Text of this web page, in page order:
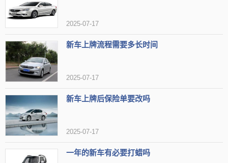
- 记录车辆相关信息和各类登记事项
- 在过户、变更等手续中必不可少
5. 贴心提示:
2025-07-17
新车上牌流程需要多长时间
2025-07-17
新车上牌后保险单要改吗
2025-07-17
一年的新车有必要打蜡吗